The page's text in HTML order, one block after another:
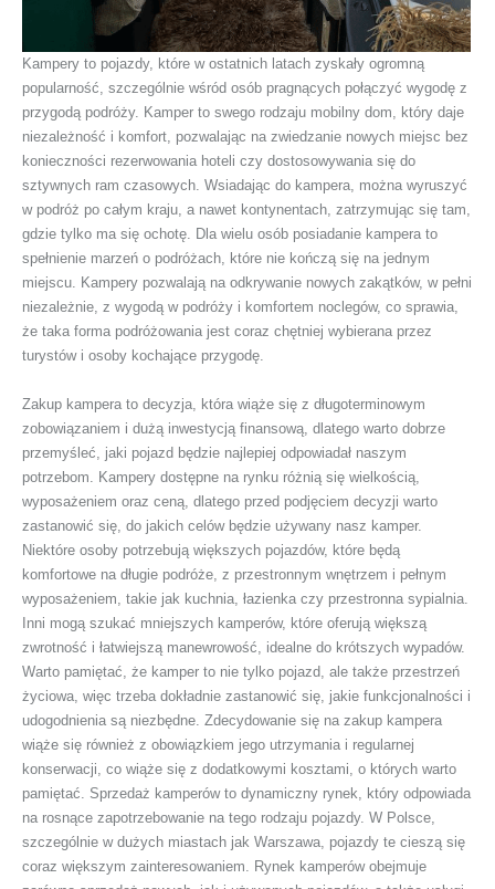
Kampery to pojazdy, które w ostatnich latach zyskały ogromną
popularność, szczególnie wśród osób pragnących połączyć wygodę z
przygodą podróży. Kamper to swego rodzaju mobilny dom, który daje
niezależność i komfort, pozwalając na zwiedzanie nowych miejsc bez
konieczności rezerwowania hoteli czy dostosowywania się do
sztywnych ram czasowych. Wsiadając do kampera, można wyruszyć
w podróż po całym kraju, a nawet kontynentach, zatrzymując się tam,
gdzie tylko ma się ochotę. Dla wielu osób posiadanie kampera to
spełnienie marzeń o podróżach, które nie kończą się na jednym
miejscu. Kampery pozwalają na odkrywanie nowych zakątków, w pełni
niezależnie, z wygodą w podróży i komfortem noclegów, co sprawia,
że taka forma podróżowania jest coraz chętniej wybierana przez
turystów i osoby kochające przygodę.
Zakup kampera to decyzja, która wiąże się z długoterminowym
zobowiązaniem i dużą inwestycją finansową, dlatego warto dobrze
przemyśleć, jaki pojazd będzie najlepiej odpowiadał naszym
potrzebom. Kampery dostępne na rynku różnią się wielkością,
wyposażeniem oraz ceną, dlatego przed podjęciem decyzji warto
zastanowić się, do jakich celów będzie używany nasz kamper.
Niektóre osoby potrzebują większych pojazdów, które będą
komfortowe na długie podróże, z przestronnym wnętrzem i pełnym
wyposażeniem, takie jak kuchnia, łazienka czy przestronna sypialnia.
Inni mogą szukać mniejszych kamperów, które oferują większą
zwrotność i łatwiejszą manewrowość, idealne do krótszych wypadów.
Warto pamiętać, że kamper to nie tylko pojazd, ale także przestrzeń
życiowa, więc trzeba dokładnie zastanowić się, jakie funkcjonalności i
udogodnienia są niezbędne. Zdecydowanie się na zakup kampera
wiąże się również z obowiązkiem jego utrzymania i regularnej
konserwacji, co wiąże się z dodatkowymi kosztami, o których warto
pamiętać. Sprzedaż kamperów to dynamiczny rynek, który odpowiada
na rosnące zapotrzebowanie na tego rodzaju pojazdy. W Polsce,
szczególnie w dużych miastach jak Warszawa, pojazdy te cieszą się
coraz większym zainteresowaniem. Rynek kamperów obejmuje